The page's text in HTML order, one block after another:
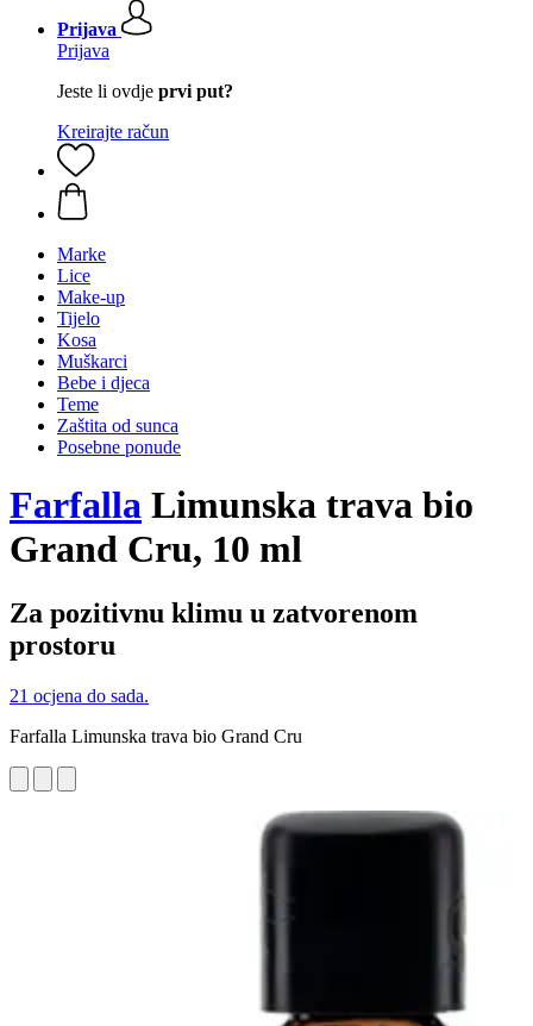
Prijava
Prijava
Jeste li ovdje prvi put?
Kreirajte račun
Marke
Lice
Make-up
Tijelo
Kosa
Muškarci
Bebe i djeca
Teme
Zaštita od sunca
Posebne ponude
Farfalla Limunska trava bio
Grand Cru, 10 ml
Za pozitivnu klimu u zatvorenom
prostoru
21 ocjena do sada.
Farfalla Limunska trava bio Grand Cru